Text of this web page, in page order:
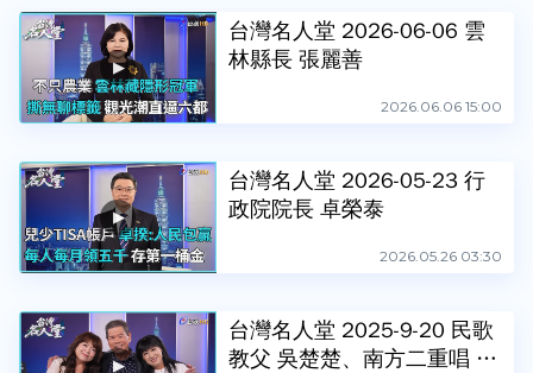
台灣名人堂 2026-06-06 雲
林縣長 張麗善
2026.06.06 15:00
台灣名人堂 2026-05-23 行
政院院長 卓榮泰
2026.05.26 03:30
台灣名人堂 2025-9-20 民歌
教父 吳楚楚、南方二重唱 大